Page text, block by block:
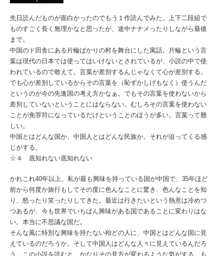
先日読んだものが面白かったのでもう１作読んでみた。上下二段組で
ものすごく長く無理かなと思ったが、途中ナナメったりしながら最後
まで。
中国のド田舎にある片輪ばかりの村を舞台にした寓話。片輪という言
葉は現代の日本では使ってはいけないとされているが、小説の中で使
われているので敢えて。言葉が差別するんじゃなくて心が差別する。
でも心が差別しているからその言葉を（恥ずかしげもなく）使うんだ
というのが今の先進国の考え方かなぁ。でもその言葉を使わないから
差別していないということにはならない。むしろその言葉を使わない
ことが免罪符になっているだけということのほうが多い。言葉って難
しい。
中国とはどんな国か、中国人とはどんな民族か。それが迫ってくる感
じがする。
☆４ 底知れない底知れない
かれこれ40年以上、私が最も興味を持っている国が中国で、35年ほど
前から何度か旅行もしてその度に色んなことに驚き、色んなことを知
り、怒ったり笑ったりしてきた。最近は行きたいという熱意は冷めつ
つあるが、今も世界でいちばん興味がある国であることに変わりはな
い。本当に不思議な国だ。
そんな風に特別な興味を持たない殆どの人に、中国とはどんな国に見
えているのだろうか。そして中国人はどんな人々に見えているんだろ
う。この小説を読むと、かなりその見方が変わるような気がする。も